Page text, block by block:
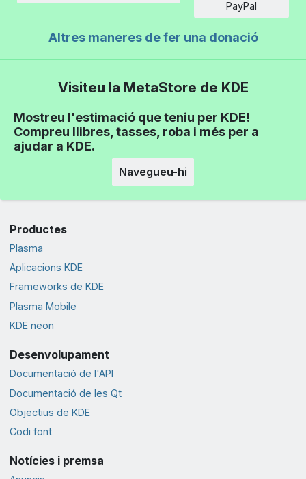
PayPal
Altres maneres de fer una donació
Visiteu la MetaStore de KDE
Mostreu l'estimació que teniu per KDE!
Compreu llibres, tasses, roba i més per a
ajudar a KDE.
Navegueu-hi
Productes
Plasma
Aplicacions KDE
Frameworks de KDE
Plasma Mobile
KDE neon
Desenvolupament
Documentació de l'API
Documentació de les Qt
Objectius de KDE
Codi font
Notícies i premsa